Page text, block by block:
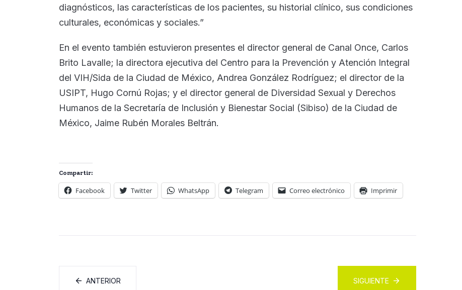
diagnósticos, las características de los pacientes, su historial clínico, sus condiciones
culturales, económicas y sociales.”
En el evento también estuvieron presentes el director general de Canal Once, Carlos
Brito Lavalle; la directora ejecutiva del Centro para la Prevención y Atención Integral
del VIH/Sida de la Ciudad de México, Andrea González Rodríguez; el director de la
USIPT, Hugo Cornú Rojas; y el director general de Diversidad Sexual y Derechos
Humanos de la Secretaría de Inclusión y Bienestar Social (Sibiso) de la Ciudad de
México, Jaime Rubén Morales Beltrán.
Compartir:
Facebook Twitter WhatsApp Telegram Correo electrónico Imprimir
ANTERIOR SIGUIENTE